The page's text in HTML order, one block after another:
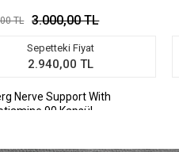
TL 3.000,00 TL
Sepetteki Fiyat
2.940,00 TL
Nerve Support With
90 Kapsül